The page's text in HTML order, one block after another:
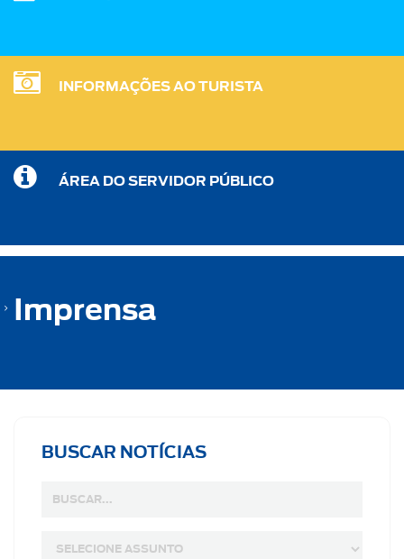
INFORMAÇÕES AO TURISTA
ÁREA DO SERVIDOR PÚBLICO
Imprensa
BUSCAR NOTÍCIAS